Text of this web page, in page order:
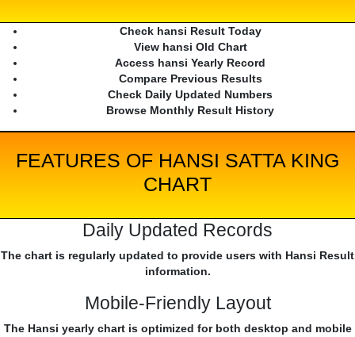
Check hansi Result Today
View hansi Old Chart
Access hansi Yearly Record
Compare Previous Results
Check Daily Updated Numbers
Browse Monthly Result History
FEATURES OF HANSI SATTA KING
CHART
Daily Updated Records
The chart is regularly updated to provide users with Hansi Result
information.
Mobile-Friendly Layout
The Hansi yearly chart is optimized for both desktop and mobile